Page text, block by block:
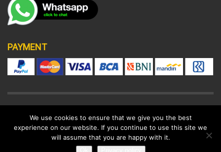
PAYMENT
DISCLAIMER SUPPORT POLICY LEGAL
© 2022 All rights reserved.
We use cookies to ensure that we give you the best
experience on our website. If you continue to use this site we
will assume that you are happy with it.